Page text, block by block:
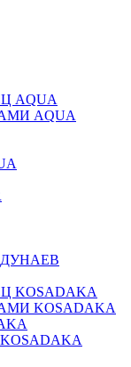
AQUA
AQUA
KOSADAKA